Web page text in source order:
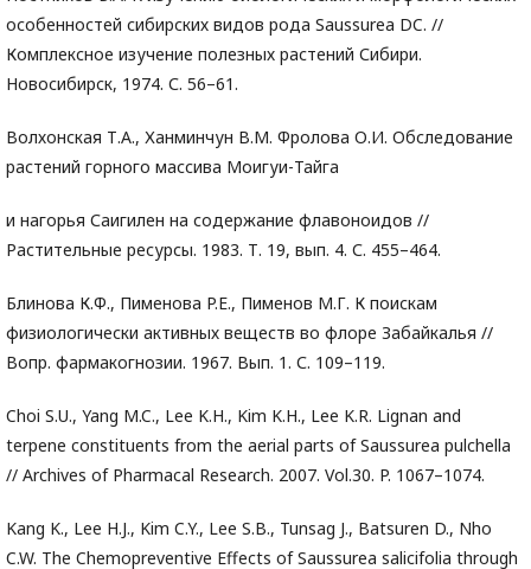
особенностей сибирских видов рода Saussurea DC. //
Комплексное изучение полезных растений Сибири.
Новосибирск, 1974. С. 56–61.
Волхонская Т.А., Ханминчун В.М. Фролова О.И. Обследование
растений горного массива Моигуи-Тайга
и нагорья Саигилен на содержание флавоноидов //
Растительные ресурсы. 1983. Т. 19, вып. 4. С. 455–464.
Блинова К.Ф., Пименова P.E., Пименов М.Г. К поискам
физиологически активных веществ во флоре Забайкалья //
Вопр. фармакогнозии. 1967. Вып. 1. С. 109–119.
Choi S.U., Yang M.C., Lee K.H., Kim K.H., Lee K.R. Lignan and
terpene constituents from the aerial parts of Saussurea pulchella
// Archives of Pharmacal Research. 2007. Vol.30. P. 1067–1074.
Kang K., Lee H.J., Kim C.Y., Lee S.B., Tunsag J., Batsuren D., Nho
C.W. The Chemopreventive Effects of Saussurea salicifolia through